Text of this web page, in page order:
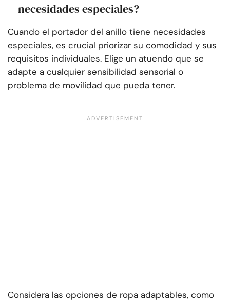
necesidades especiales?
Cuando el portador del anillo tiene necesidades
especiales, es crucial priorizar su comodidad y sus
requisitos individuales. Elige un atuendo que se
adapte a cualquier sensibilidad sensorial o
problema de movilidad que pueda tener.
Considera las opciones de ropa adaptables, como